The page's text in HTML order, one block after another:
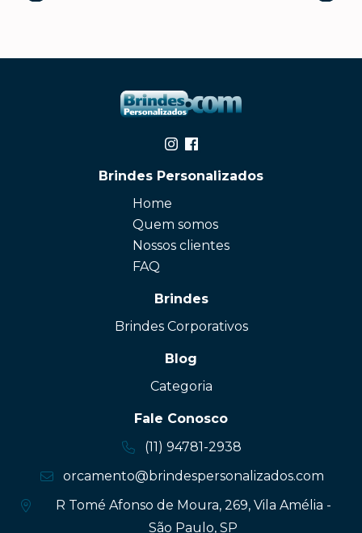
Brindes Personalizados
Home
Quem somos
Nossos clientes
FAQ
Brindes
Brindes Corporativos
Blog
Categoria
Fale Conosco
(11) 94781-2938
orcamento@brindespersonalizados.com
R Tomé Afonso de Moura, 269, Vila Amélia -
São Paulo, SP